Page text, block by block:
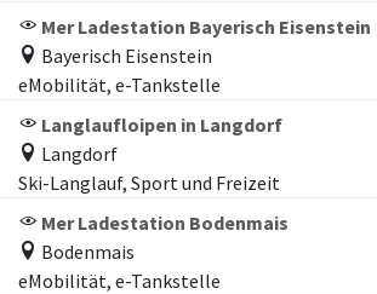
Mer Ladestation Bayerisch Eisenstein
Bayerisch Eisenstein
eMobilität, e-Tankstelle
Langlaufloipen in Langdorf
Langdorf
Ski-Langlauf, Sport und Freizeit
Mer Ladestation Bodenmais
Bodenmais
eMobilität, e-Tankstelle